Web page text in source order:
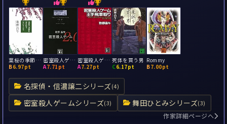
名探偵・信濃譲二シリーズ(4)
密室殺人ゲームシリーズ(3) 舞田ひとみシリーズ(3)
葉桜の季節に君を想うということ
B6.97pt
密室殺人ゲーム2.0
A7.71pt
密室殺人ゲーム王手飛車取り
A7.27pt
死体を買う男
C6.17pt
Rommy
B7.00pt
作家詳細ページへ